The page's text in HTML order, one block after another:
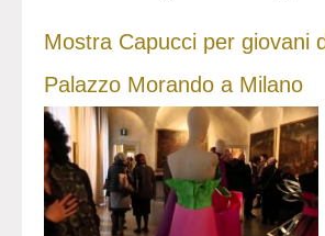
Mostra Capucci per giovani
Palazzo Morando a Milano